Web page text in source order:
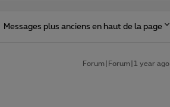
Messages plus anciens en haut de la page
Forum|Forum|1 year ago